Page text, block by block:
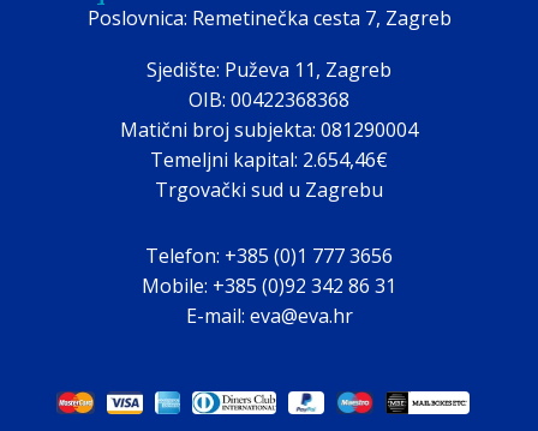
Poslovnica: Remetinečka cesta 7, Zagreb
Sjedište: Puževa 11, Zagreb
OIB: 00422368368
Matični broj subjekta: 081290004
Temeljni kapital: 2.654,46€
Trgovački sud u Zagrebu
Telefon: +385 (0)1 777 3656
Mobile: +385 (0)92 342 86 31
E-mail: eva@eva.hr